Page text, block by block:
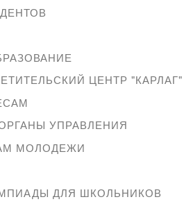
ЦЕНТР "КАРЛАГ"
УПРАВЛЕНИЯ
МОЛОДЕЖИ
ДЛЯ ШКОЛЬНИКОВ